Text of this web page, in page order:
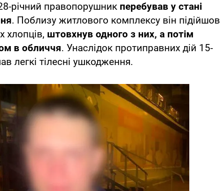
річний правопорушник перебував у стані
. Поблизу житлового комплексу він підійшов
хлопців, штовхнув одного з них, а потім
в обличчя. Унаслідок протиправних дій 15-
легкі тілесні ушкодження.